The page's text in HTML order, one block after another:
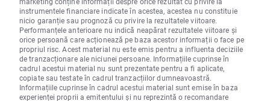
instrumentele financiare indicate în acestea, acestea nu constituie
nicio garanție sau prognoză cu privire la rezultatele viitoare.
Performanțele anterioare nu indică neapărat rezultatele viitoare și
orice persoană care acționează pe baza acestor informații o face pe
propriul risc. Acest material nu este emis pentru a influenta deciziile
de tranzacționare ale niciunei persoane. Informațiile cuprinse în
cadrul acestui material nu sunt prezentate pentru a fi aplicate,
copiate sau testate în cadrul tranzacțiilor dumneavoastră.
Informațiile cuprinse în cadrul acestui material sunt emise în baza
experienței proprii a emitentului și nu reprezintă o recomandare